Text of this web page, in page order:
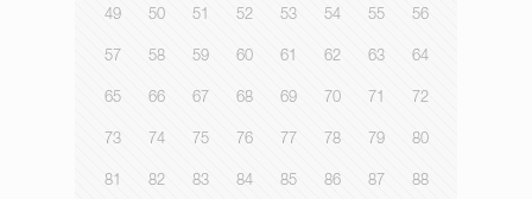
49 50 51 52 53 54 55 56
57 58 59 60 61 62 63 64
65 66 67 68 69 70 71 72
73 74 75 76 77 78 79 80
81 82 83 84 85 86 87 88